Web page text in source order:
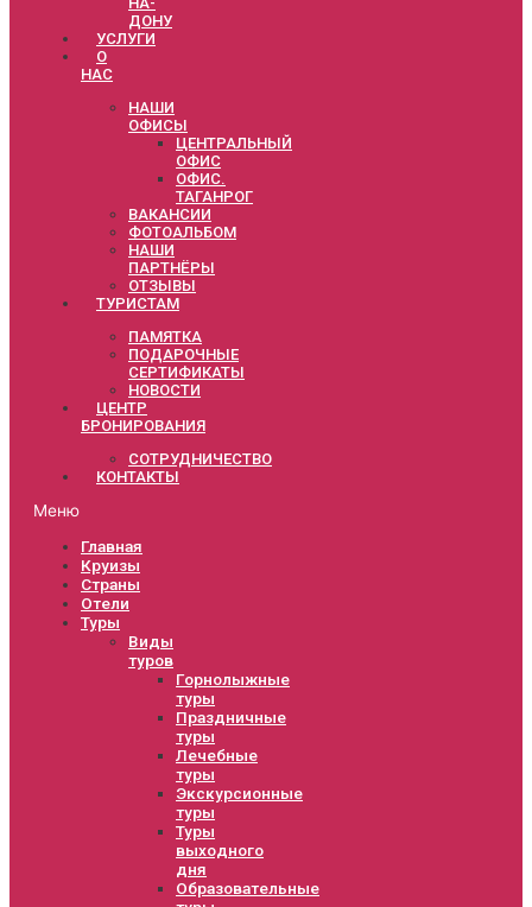
ДОНУ
УСЛУГИ
О
НАС
НАШИ
ОФИСЫ
ЦЕНТРАЛЬНЫЙ
ОФИС
ОФИС.
ТАГАНРОГ
ВАКАНСИИ
ФОТОАЛЬБОМ
НАШИ
ПАРТНЁРЫ
ОТЗЫВЫ
ТУРИСТАМ
ПАМЯТКА
ПОДАРОЧНЫЕ
СЕРТИФИКАТЫ
НОВОСТИ
ЦЕНТР
БРОНИРОВАНИЯ
СОТРУДНИЧЕСТВО
КОНТАКТЫ
Меню
Главная
Круизы
Страны
Отели
Туры
Виды
туров
Горнолыжные
туры
Праздничные
туры
Лечебные
туры
Экскурсионные
туры
Туры
выходного
дня
Образовательные